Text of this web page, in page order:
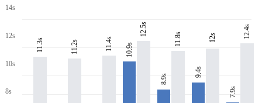
14s
12s
10s
8s
11.3s 11.2s 11.4s 10.9s
12.5s
8.9s
11.8s
9.4s
12s
7.9s
12.4s